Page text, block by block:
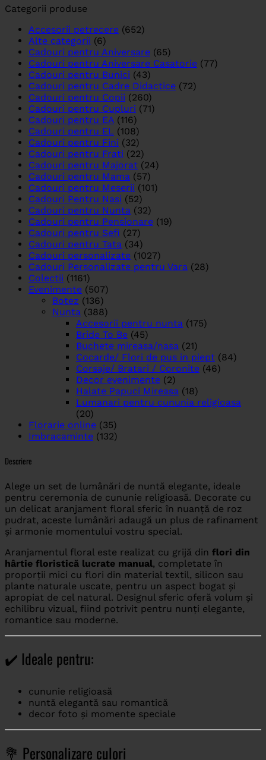
Categorii produse
Accesorii petrecere (652)
Alte categorii (6)
Cadouri pentru Aniversare (65)
Cadouri pentru Aniversare Casatorie (77)
Cadouri pentru Bunici (43)
Cadouri pentru Cadre Didactice (72)
Cadouri pentru Copii (260)
Cadouri pentru Cupluri (71)
Cadouri pentru EA (116)
Cadouri pentru EL (108)
Cadouri pentru Fini (32)
Cadouri pentru Frati (22)
Cadouri pentru Majorat (24)
Cadouri pentru Mama (57)
Cadouri pentru Meserii (101)
Cadouri Pentru Nasi (52)
Cadouri pentru Nunta (32)
Cadouri pentru Pensionare (19)
Cadouri pentru Sefi (27)
Cadouri pentru Tata (34)
Cadouri personalizate (1027)
Cadouri Personalizate pentru Vara (28)
Colectii (1161)
Evenimente (507)
Botez (136)
Nunta (388)
Accesorii pentru nunta (175)
Bride To Be (45)
Buchete mireasa/nasa (21)
Cocarde/ Flori de pus in piept (84)
Corsaje/ Bratari / Coronite (46)
Decor evenimente (2)
Halate Papuci Mireasa (18)
Lumanari pentru cununia religioasa
(20)
Florarie online (35)
Imbracaminte (132)
Descriere
Alege un set de lumânări de nuntă elegante, ideale
pentru ceremonia de cununie religioasă. Decorate cu
un delicat aranjament floral sferic în nuanță de roz
pudrat, aceste lumânări adaugă un plus de rafinament
și armonie momentului vostru special.
Aranjamentul floral este realizat cu grijă din flori din
hârtie floristică lucrate manual, completate în
proporții mici cu flori din material textil, silicon sau
plante naturale uscate, pentru un aspect bogat și
apropiat de cel natural. Designul sferic oferă volum și
echilibru vizual, fiind potrivit pentru nunți elegante,
romantice sau moderne.
✔️ Ideale pentru:
cununie religioasă
nuntă elegantă sau romantică
decor foto și momente speciale
💐 Personalizare culori